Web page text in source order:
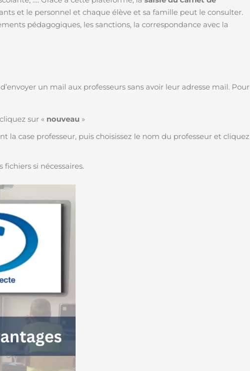
et le personnel et chaque élève et sa famille peut le consulter.
pédagogiques, les sanctions, la correspondance avec la
un mail aux professeurs sans avoir leur adresse mail. Pour
sur « nouveau »
la case professeur, puis choisissez le nom du professeur et cliquez
fichiers si nécessaires.